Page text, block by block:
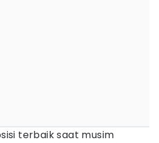
terbaik saat musim